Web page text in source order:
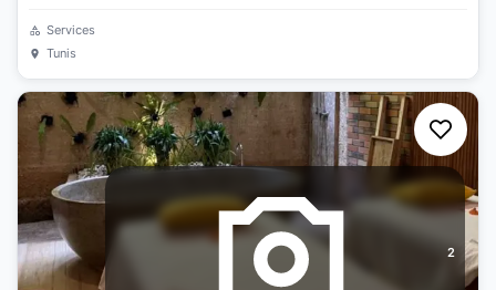
Services
Tunis
2